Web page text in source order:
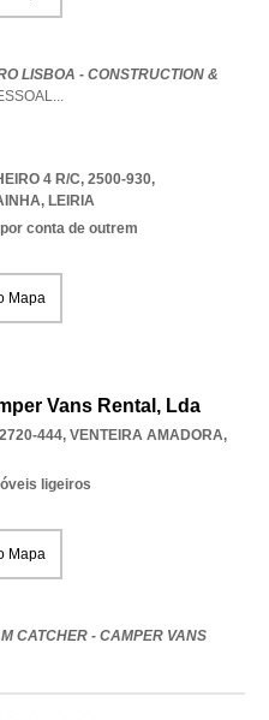
LISBOA - CONSTRUCTION &
...
4 R/C, 2500-930,
, LEIRIA
conta de outrem
Mapa
Vans Rental, Lda
444, VENTEIRA AMADORA,
ligeiros
Mapa
CATCHER - CAMPER VANS